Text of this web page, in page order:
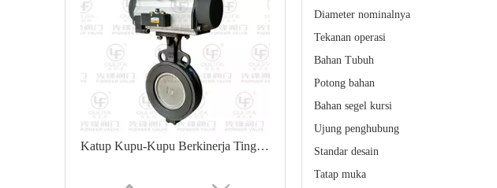
Katup Kupu-Kupu Berkinerja Tinggi Ringan
Diameter nominalnya
Tekanan operasi
Bahan Tubuh
Potong bahan
Bahan segel kursi
Ujung penghubung
Standar desain
Tatap muka